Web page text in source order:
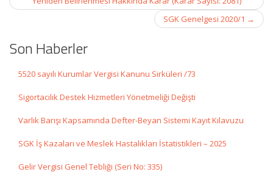
SGK Genelgesi 2020/1 →
Son Haberler
5520 sayılı Kurumlar Vergisi Kanunu Sirküleri /73
Sigortacılık Destek Hizmetleri Yönetmeliği Değişti
Varlık Barışı Kapsamında Defter-Beyan Sistemi Kayıt Kılavuzu
SGK İş Kazaları ve Meslek Hastalıkları İstatistikleri – 2025
Gelir Vergisi Genel Tebliği (Seri No: 335)